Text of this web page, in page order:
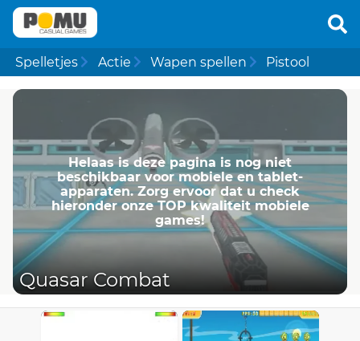
Spelletjes Actie Wapen spellen Pistool
Helaas is deze pagina is nog niet
beschikbaar voor mobiele en tablet-
apparaten. Zorg ervoor dat u check
hieronder onze TOP kwaliteit mobiele
games!
Quasar Combat